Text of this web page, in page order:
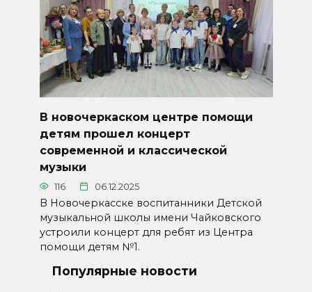
В новочеркаском центре помощи
детям прошел концерт
современной и классической
музыки
116 06.12.2025
В Новочеркасске воспитанники Детской
музыкальной школы имени Чайковского
устроили концерт для ребят из Центра
помощи детям №1.
Популярные новости